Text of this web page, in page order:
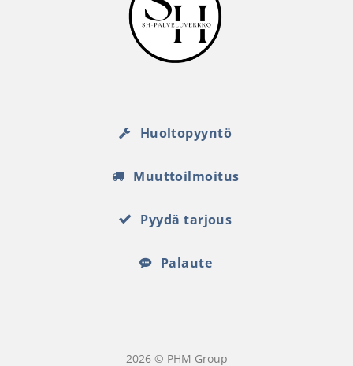
Huoltopyyntö
Muuttoilmoitus
Pyydä tarjous
Palaute
2026 © PHM Group